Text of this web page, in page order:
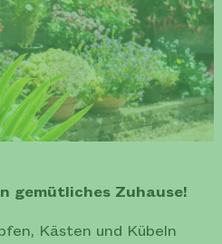
gemütliches Zuhause!
Kästen und Kübeln